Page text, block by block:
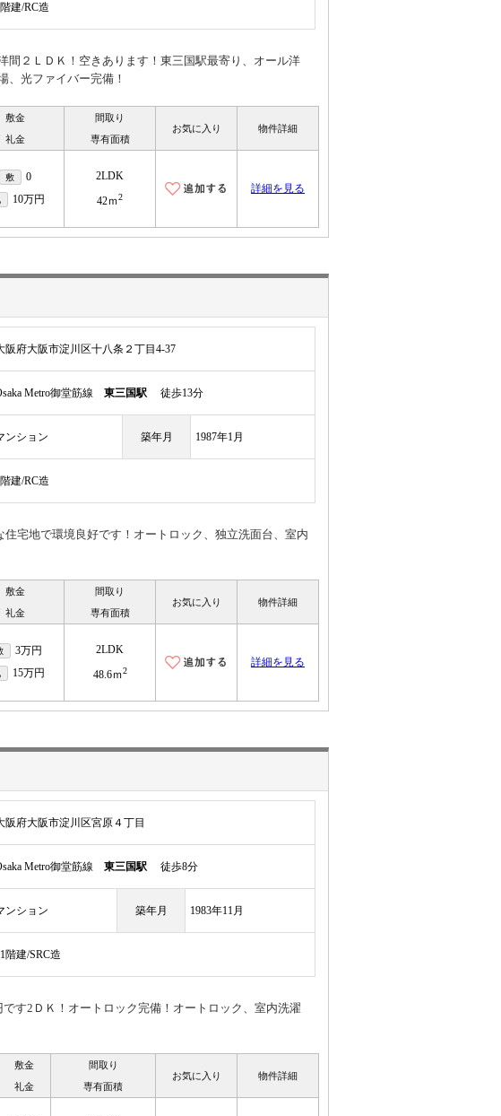
建/RC造
２ＬＤＫ！空きあります！東三国駅最寄り、オール洋
、光ファイバー完備！
敷金
礼金
間取り
専有面積
お気に入り 物件詳細
敷 0
10万円
2LDK
42ｍ2
詳細を見る
阪府大阪市淀川区十八条２丁目4-37
Metro御堂筋線 東三国駅 徒歩13分
ンション 築年月 1987年1月
建/RC造
宅地で環境良好です！オートロック、独立洗面台、室内
敷金
礼金
間取り
専有面積
お気に入り 物件詳細
3万円
15万円
2LDK
48.6ｍ2
詳細を見る
阪府大阪市淀川区宮原４丁目
Metro御堂筋線 東三国駅 徒歩8分
ンション 築年月 1983年11月
階建/SRC造
す2ＤＫ！オートロック完備！オートロック、室内洗濯
敷金
礼金
間取り
専有面積
お気に入り 物件詳細